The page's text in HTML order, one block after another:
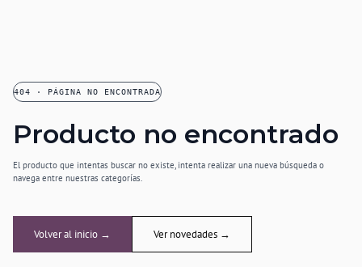
404 · PÁGINA NO ENCONTRADA
Producto no encontrado
El producto que intentas buscar no existe, intenta realizar una nueva búsqueda o
navega entre nuestras categorías.
Volver al inicio → Ver novedades →